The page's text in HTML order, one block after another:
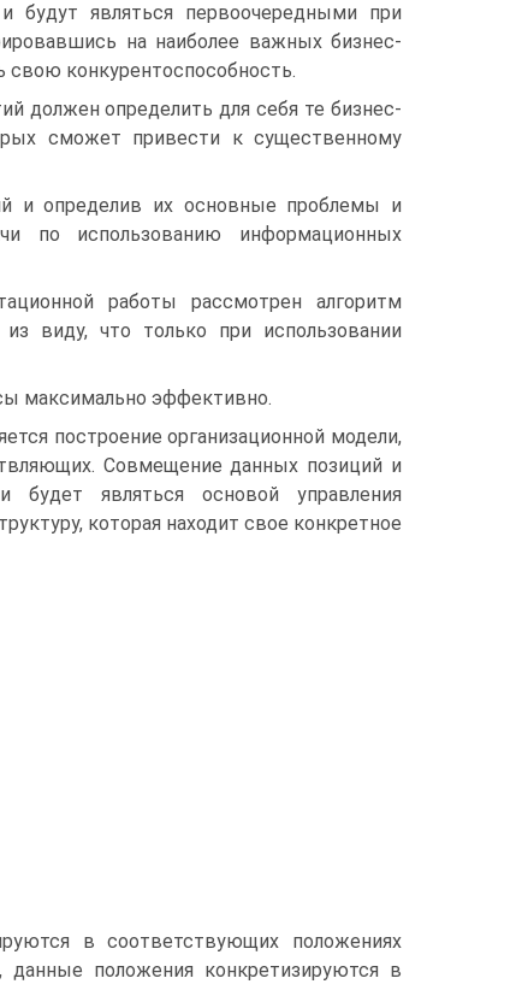
будут являться первоочередными при
на наиболее важных бизнес-
свою конкурентоспособность.
должен определить для себя те бизнес-
сможет привести к существенному
и определив их основные проблемы и
по использованию информационных
работы рассмотрен алгоритм
виду, что только при использовании
максимально эффективно.
построение организационной модели,
Совмещение данных позиций и
будет являться основой управления
которая находит свое конкретное
в соответствующих положениях
данные положения конкретизируются в